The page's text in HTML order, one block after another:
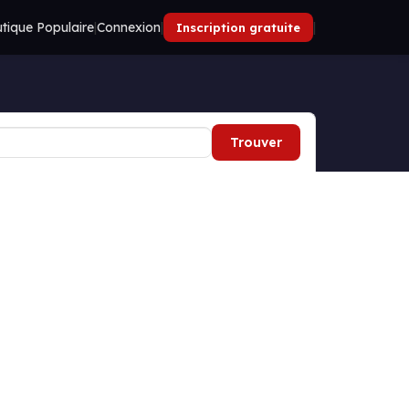
Populaire|Connexion| Inscription gratuite |
Trouver